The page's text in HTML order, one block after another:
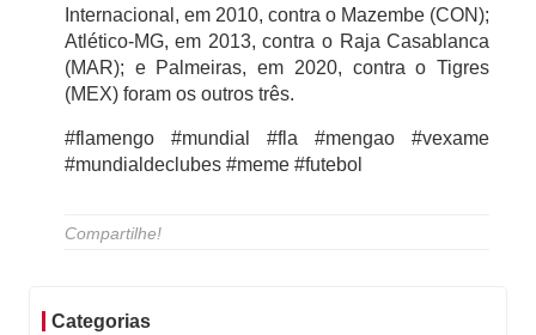
Internacional, em 2010, contra o Mazembe (CON);
Atlético-MG, em 2013, contra o Raja Casablanca
(MAR); e Palmeiras, em 2020, contra o Tigres
(MEX) foram os outros três.
#flamengo #mundial #fla #mengao #vexame
#mundialdeclubes #meme #futebol
Compartilhe!
Categorias